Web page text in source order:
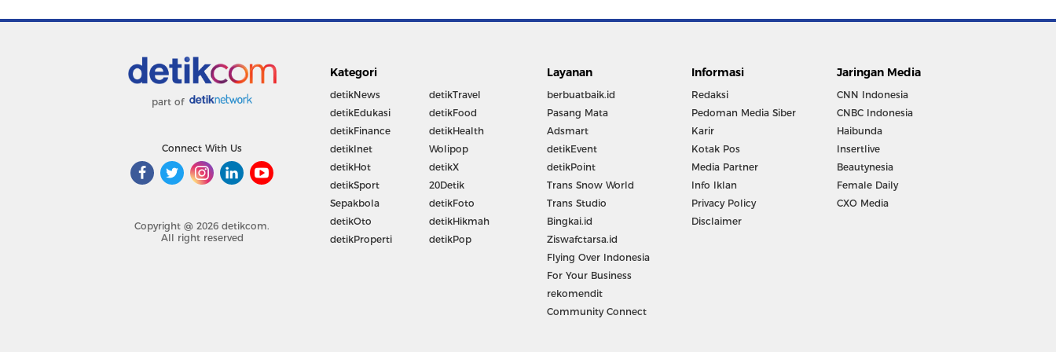
part of
Connect With Us
Copyright @ 2026 detikcom.
All right reserved
Kategori
detikNews
detikEdukasi
detikFinance
detikInet
detikHot
detikSport
Sepakbola
detikOto
detikProperti
detikTravel
detikFood
detikHealth
Wolipop
detikX
20Detik
detikFoto
detikHikmah
detikPop
Layanan
berbuatbaik.id
Pasang Mata
Adsmart
detikEvent
detikPoint
Trans Snow World
Trans Studio
Bingkai.id
Ziswafctarsa.id
Flying Over Indonesia
For Your Business
rekomendit
Community Connect
Informasi
Redaksi
Pedoman Media Siber
Karir
Kotak Pos
Media Partner
Info Iklan
Privacy Policy
Disclaimer
Jaringan Media
CNN Indonesia
CNBC Indonesia
Haibunda
Insertlive
Beautynesia
Female Daily
CXO Media